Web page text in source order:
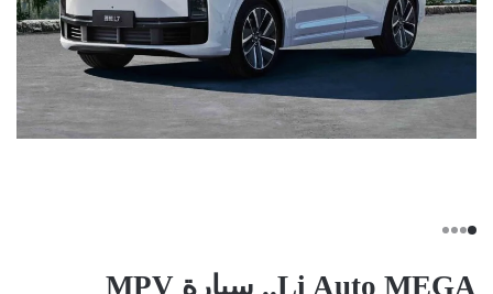
Li Auto MEGA.. سيارة MPV